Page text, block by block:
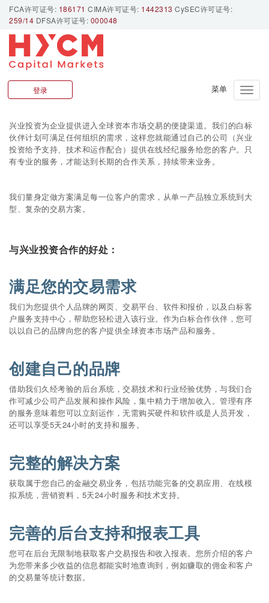
FCA许可证号: 186171 CIMA许可证号: 1442313 CySEC许可证号:
259/14 DFSA许可证号: 000048
Toggle
登录
白标伙伴
兴业投资为企业提供进入全球资本市场交易的便捷渠道。我们的白标
伙伴计划可满足任何组织的需求，这样您就能通过自己的公司（兴业
投资给予支持、技术和运作配合）提供在线经纪服务给您的客户。只
有专业的服务，才能达到长期的合作关系，持续带来业务。
我们量身定做方案满足每一位客户的需求，从单一产品独立系统到大
型、复杂的交易方案。
与兴业投资合作的好处：
满足您的交易需求
我们为您提供个人品牌的网页、交易平台、软件和报价，以及白标客
户服务支持中心，帮助您轻松进入该行业。作为白标合作伙伴，您可
以以自己的品牌向您的客户提供全球资本市场产品和服务。
创建自己的品牌
借助我们久经考验的后台系统，交易技术和行业经验优势，与我们合
作可减少公司产品发展和操作风险，集中精力于增加收入。管理有序
的服务意味着您可以立刻运作，无需购买硬件和软件或是人员开发，
还可以享受5天24小时的支持和服务。
完整的解决方案
获取属于您自己的金融交易业务，包括功能完备的交易应用、在线模
拟系统，营销资料，5天24小时服务和技术支持。
完善的后台支持和报表工具
您可在后台无限制地获取客户交易报告和收入报表。您所介绍的客户
为您带来多少收益的信息都能实时地查询到，例如赚取的佣金和客户
的交易量等统计数据。